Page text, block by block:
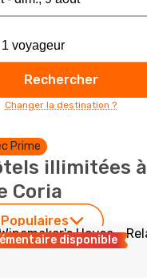
Rechercher
Changer la destination ?
Prime
illimitées à
Coria
Populaires
disponible